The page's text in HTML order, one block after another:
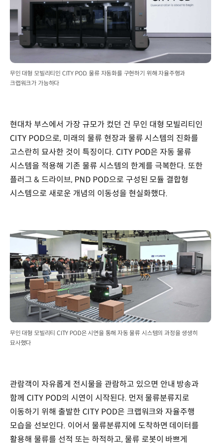
무인 대형 모빌리티인 CITY POD. 물류 자동화를 구현하기 위해 자율주행과
크랩워크가 가능하다
현대차 부스에서 가장 규모가 컸던 건 무인 대형 모빌리티인
CITY POD으로, 미래의 물류 현장과 물류 시스템의 진화를
고스란히 묘사한 것이 특징이다. CITY POD은 자동 물류
시스템을 적용해 기존 물류 시스템의 한계를 극복한다. 또한
플러그 & 드라이브, PND POD으로 구성된 모듈 결합형
시스템으로 새로운 개념의 이동성을 현실화했다.
무인 대형 모빌리티 CITY POD은 시연을 통해 자동 물류 시스템의 과정을 생생히
묘사했다
관람객이 자유롭게 전시물을 관람하고 있으면 안내 방송과
함께 CITY POD의 시연이 시작된다. 먼저 물류분류지로
이동하기 위해 출발한 CITY POD은 크랩워크와 자율주행
모습을 선보인다. 이어서 물류분류지에 도착하면 데이터를
활용해 물류를 선적 또는 하적하고, 물류 로봇이 바쁘게